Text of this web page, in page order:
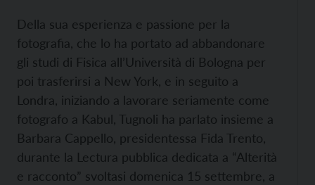
Della sua esperienza e passione per la
fotografia, che lo ha portato ad abbandonare
gli studi di Fisica all’Università di Bologna per
poi trasferirsi a New York, e in seguito a
Londra, iniziando a lavorare seriamente come
fotografo a Kabul, Tugnoli ha parlato insieme a
Barbara Cappello, presidentessa Fida Trento,
durante la Lectura pubblica dedicata a “Alterità
e racconto” svoltasi domenica 15 settembre, a